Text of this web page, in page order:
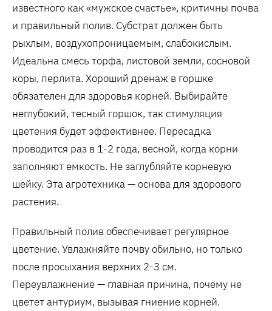
известного как «мужское счастье», критичны почва
и правильный полив. Субстрат должен быть
рыхлым, воздухопроницаемым, слабокислым.
Идеальна смесь торфа, листовой земли, сосновой
коры, перлита. Хороший дренаж в горшке
обязателен для здоровья корней. Выбирайте
неглубокий, тесный горшок, так стимуляция
цветения будет эффективнее. Пересадка
проводится раз в 1-2 года, весной, когда корни
заполняют емкость. Не заглубляйте корневую
шейку. Эта агротехника — основа для здорового
растения.
Правильный полив обеспечивает регулярное
цветение. Увлажняйте почву обильно, но только
после просыхания верхних 2-3 см.
Переувлажнение — главная причина, почему не
цветет антуриум, вызывая гниение корней.